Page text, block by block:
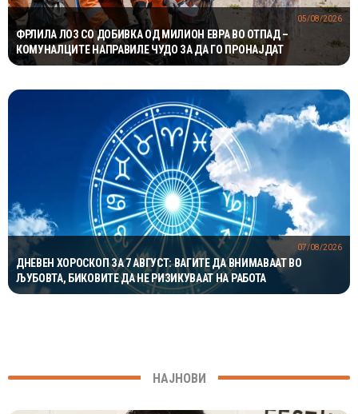
ФРЛИЛА ЛОЗ СО ДОБИВКА ОД МИЛИОН ЕВРА ВО ОТПАД –
КОМУНАЛЦИТЕ НАПРАВИЛЕ ЧУДО ЗА ДА ГО ПРОНАЈДАТ
05/08/2026
ДНЕВЕН ХОРОСКОП ЗА 7 АВГУСТ: ВАГИТЕ ДА ВНИМАВААТ ВО
ЉУБОВТА, БИКОВИТЕ ДА НЕ РИЗИКУВААТ НА РАБОТА
07/08/2026
НАЈНОВИ